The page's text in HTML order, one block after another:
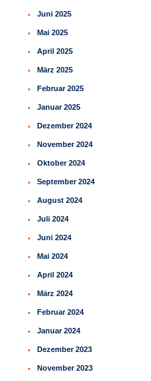
Juni 2025
Mai 2025
April 2025
März 2025
Februar 2025
Januar 2025
Dezember 2024
November 2024
Oktober 2024
September 2024
August 2024
Juli 2024
Juni 2024
Mai 2024
April 2024
März 2024
Februar 2024
Januar 2024
Dezember 2023
November 2023